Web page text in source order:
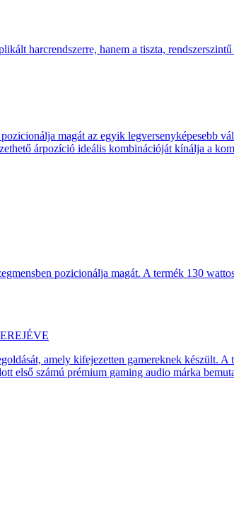
harcrendszerre, hanem a tiszta,
magát az egyik legversenyképesebb
árpozíció ideális kombinációját kínálja a
pozicionálja magát. A termék 130
amely kifejezetten gamereknek készült. A
első számú prémium gaming audio márka